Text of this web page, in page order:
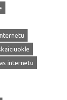
internetu